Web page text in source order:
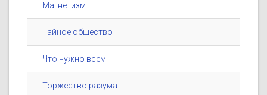
Магнетизм
Тайное общество
Что нужно всем
Торжество разума